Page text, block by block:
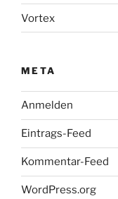
Vortex
META
Anmelden
Eintrags-Feed
Kommentar-Feed
WordPress.org